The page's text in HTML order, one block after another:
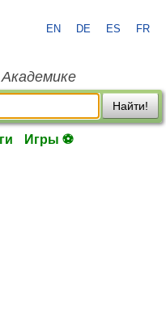
EN DE ES FR
Найти!
Игры ⚽